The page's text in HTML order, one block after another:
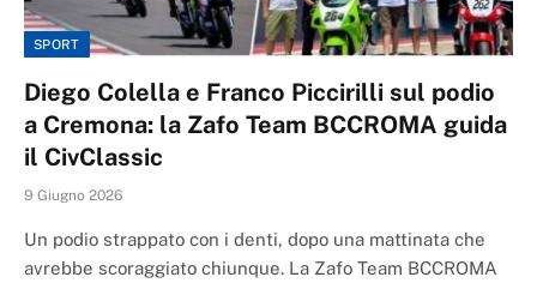
SPORT
Diego Colella e Franco Piccirilli sul podio
a Cremona: la Zafo Team BCCROMA guida
il CivClassic
9 Giugno 2026
Un podio strappato con i denti, dopo una mattinata che
avrebbe scoraggiato chiunque. La Zafo Team BCCROMA